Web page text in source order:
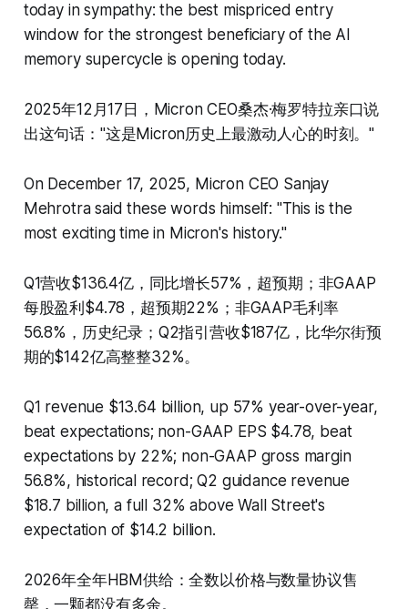
today in sympathy: the best mispriced entry
window for the strongest beneficiary of the AI
memory supercycle is opening today.
2025年12月17日，Micron CEO桑杰·梅罗特拉亲口说
出这句话："这是Micron历史上最激动人心的时刻。"
On December 17, 2025, Micron CEO Sanjay
Mehrotra said these words himself: "This is the
most exciting time in Micron's history."
Q1营收$136.4亿，同比增长57%，超预期；非GAAP
每股盈利$4.78，超预期22%；非GAAP毛利率
56.8%，历史纪录；Q2指引营收$187亿，比华尔街预
期的$142亿高整整32%。
Q1 revenue $13.64 billion, up 57% year-over-year,
beat expectations; non-GAAP EPS $4.78, beat
expectations by 22%; non-GAAP gross margin
56.8%, historical record; Q2 guidance revenue
$18.7 billion, a full 32% above Wall Street's
expectation of $14.2 billion.
2026年全年HBM供给：全数以价格与数量协议售
罄，一颗都没有多余。